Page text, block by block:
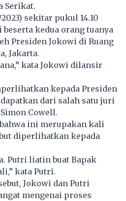
Serikat.
sekitar pukul 14.10
kedua orang tuanya
Presiden Jokowi di Ruang
Jakarta.
kata Jokowi dilansir
kepada Presiden
dari salah satu juri
Cowell.
ini merupakan kali
diperlihatkan kepada
Putri liatin buat Bapak
kata Putri.
Jokowi dan Putri
mengenai proses